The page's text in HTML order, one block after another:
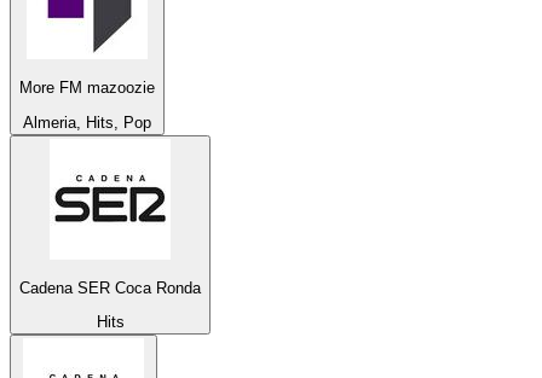
More FM mazoozie
Almeria, Hits, Pop
Cadena SER Coca Ronda
Hits